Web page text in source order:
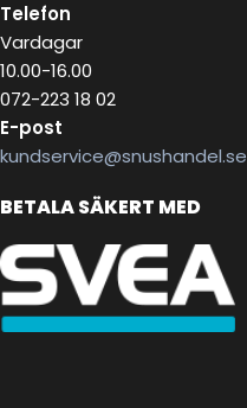
Telefon
Vardagar
10.00-16.00
072-223 18 02
E-post
kundservice@snushandel.se
BETALA SÄKERT MED